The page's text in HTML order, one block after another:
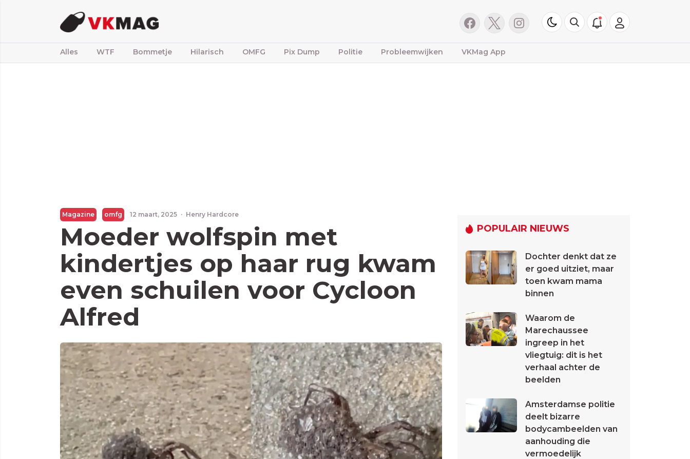
Alles WTF Bommetje Hilarisch OMFG Pix Dump Politie Probleemwijken VKMag App
Magazine omfg 12 maart, 2025 · Henry Hardcore
Moeder wolfspin met
kindertjes op haar rug kwam
even schuilen voor Cycloon
Alfred
POPULAIR NIEUWS
Dochter denkt dat ze
er goed uitziet, maar
toen kwam mama
binnen
Waarom de
Marechaussee
ingreep in het
vliegtuig: dit is het
verhaal achter de
beelden
Amsterdamse politie
deelt bizarre
bodycambeelden van
aanhouding die
vermoedelijk